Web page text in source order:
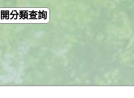
開分類查詢